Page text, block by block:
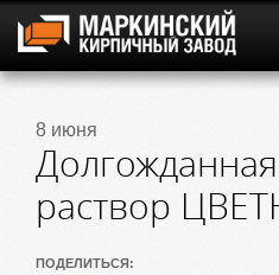
8 июня
раствор
ПОДЕЛИТЬСЯ: